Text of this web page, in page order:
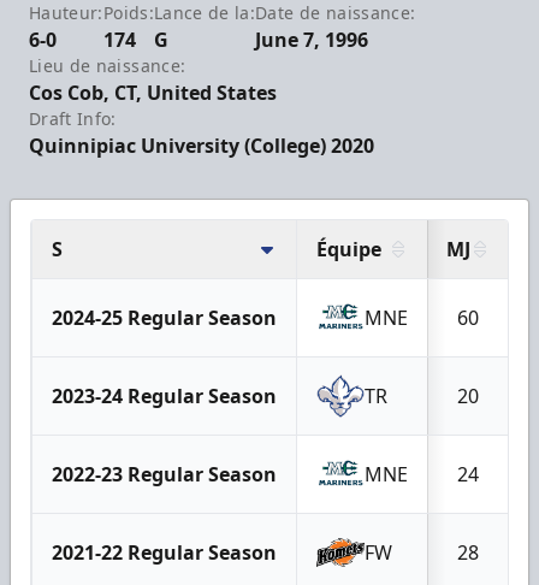
Hauteur:
6-0
Poids:
174
Lance de la:
G
Date de naissance:
June 7, 1996
Lieu de naissance:
Cos Cob, CT, United States
Draft Info:
Quinnipiac University (College) 2020
S Équipe MJ
2024-25 Regular Season MNE 60
2023-24 Regular Season TR 20
2022-23 Regular Season MNE 24
2021-22 Regular Season FW 28